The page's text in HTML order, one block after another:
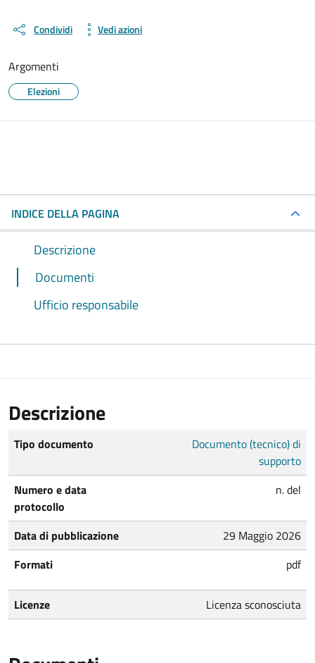
Condividi Vedi azioni
Argomenti
Elezioni
INDICE DELLA PAGINA
Descrizione
Documenti
Ufficio responsabile
Descrizione
Tipo documento
Documento (tecnico) di
supporto
Numero e data
protocollo
n. del
Data di pubblicazione
29 Maggio 2026
Formati
pdf
Licenze Licenza sconosciuta